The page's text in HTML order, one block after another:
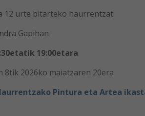
12 urte bitarteko haurrentzat
Gapihan
19:00etara
8tik 2026ko maiatzaren 20era
Pintura eta Artea